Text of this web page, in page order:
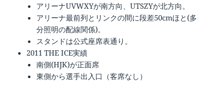
アリーナUVWXYが南方向、UTSZYが北方向。
アリーナ最前列とリンクの間に段差50cmほと(多
分照明の配線関係)。
スタンドは公式座席表通り。
2011 THE ICE実績
南側(HJK)が正面席
東側から選手出入口（客席なし）